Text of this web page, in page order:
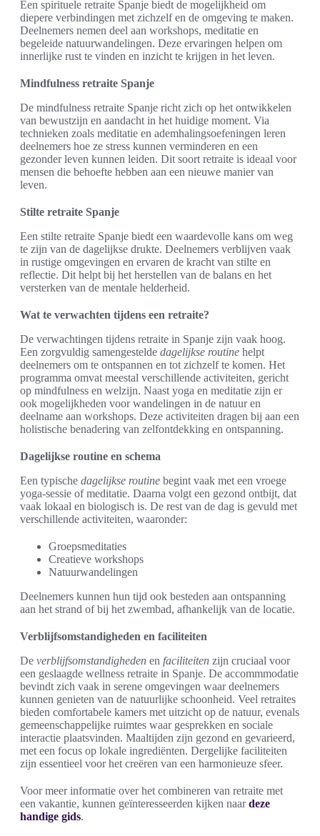
Een spirituele retraite Spanje biedt de mogelijkheid om
diepere verbindingen met zichzelf en de omgeving te maken.
Deelnemers nemen deel aan workshops, meditatie en
begeleide natuurwandelingen. Deze ervaringen helpen om
innerlijke rust te vinden en inzicht te krijgen in het leven.
Mindfulness retraite Spanje
De mindfulness retraite Spanje richt zich op het ontwikkelen
van bewustzijn en aandacht in het huidige moment. Via
technieken zoals meditatie en ademhalingsoefeningen leren
deelnemers hoe ze stress kunnen verminderen en een
gezonder leven kunnen leiden. Dit soort retraite is ideaal voor
mensen die behoefte hebben aan een nieuwe manier van
leven.
Stilte retraite Spanje
Een stilte retraite Spanje biedt een waardevolle kans om weg
te zijn van de dagelijkse drukte. Deelnemers verblijven vaak
in rustige omgevingen en ervaren de kracht van stilte en
reflectie. Dit helpt bij het herstellen van de balans en het
versterken van de mentale helderheid.
Wat te verwachten tijdens een retraite?
De verwachtingen tijdens retraite in Spanje zijn vaak hoog.
Een zorgvuldig samengestelde dagelijkse routine helpt
deelnemers om te ontspannen en tot zichzelf te komen. Het
programma omvat meestal verschillende activiteiten, gericht
op mindfulness en welzijn. Naast yoga en meditatie zijn er
ook mogelijkheden voor wandelingen in de natuur en
deelname aan workshops. Deze activiteiten dragen bij aan een
holistische benadering van zelfontdekking en ontspanning.
Dagelijkse routine en schema
Een typische dagelijkse routine begint vaak met een vroege
yoga-sessie of meditatie. Daarna volgt een gezond ontbijt, dat
vaak lokaal en biologisch is. De rest van de dag is gevuld met
verschillende activiteiten, waaronder:
Groepsmeditaties
Creatieve workshops
Natuurwandelingen
Deelnemers kunnen hun tijd ook besteden aan ontspanning
aan het strand of bij het zwembad, afhankelijk van de locatie.
Verblijfsomstandigheden en faciliteiten
De verblijfsomstandigheden en faciliteiten zijn cruciaal voor
een geslaagde wellness retraite in Spanje. De accommmodatie
bevindt zich vaak in serene omgevingen waar deelnemers
kunnen genieten van de natuurlijke schoonheid. Veel retraites
bieden comfortabele kamers met uitzicht op de natuur, evenals
gemeenschappelijke ruimtes waar gesprekken en sociale
interactie plaatsvinden. Maaltijden zijn gezond en gevarieerd,
met een focus op lokale ingrediënten. Dergelijke faciliteiten
zijn essentieel voor het creëren van een harmonieuze sfeer.
Voor meer informatie over het combineren van retraite met
een vakantie, kunnen geïnteresseerden kijken naardeze
handige gids.